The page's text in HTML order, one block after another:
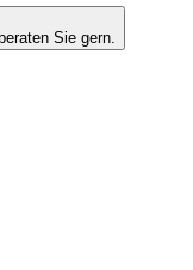
Sie gern.